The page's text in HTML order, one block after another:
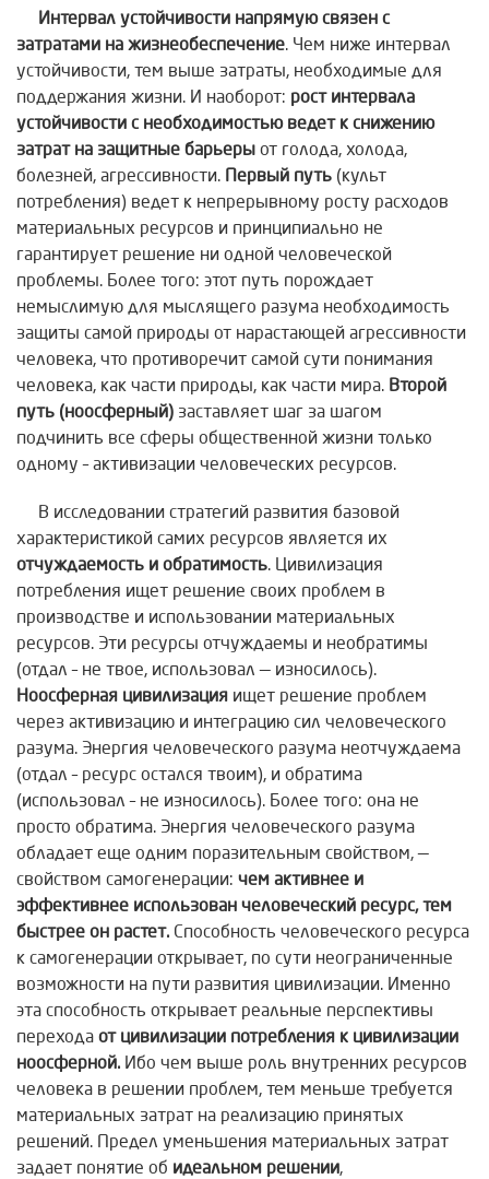
Интервал устойчивости напрямую связен с
затратами на жизнеобеспечение. Чем ниже интервал
устойчивости, тем выше затраты, необходимые для
поддержания жизни. И наоборот: рост интервала
устойчивости с необходимостью ведет к снижению
затрат на защитные барьеры от голода, холода,
болезней, агрессивности. Первый путь (культ
потребления) ведет к непрерывному росту расходов
материальных ресурсов и принципиально не
гарантирует решение ни одной человеческой
проблемы. Более того: этот путь порождает
немыслимую для мыслящего разума необходимость
защиты самой природы от нарастающей агрессивности
человека, что противоречит самой сути понимания
человека, как части природы, как части мира. Второй
путь (ноосферный) заставляет шаг за шагом
подчинить все сферы общественной жизни только
одному – активизации человеческих ресурсов.
В исследовании стратегий развития базовой
характеристикой самих ресурсов является их
отчуждаемость и обратимость. Цивилизация
потребления ищет решение своих проблем в
производстве и использовании материальных
ресурсов. Эти ресурсы отчуждаемы и необратимы
(отдал – не твое, использовал — износилось).
Ноосферная цивилизация ищет решение проблем
через активизацию и интеграцию сил человеческого
разума. Энергия человеческого разума неотчуждаема
(отдал – ресурс остался твоим), и обратима
(использовал – не износилось). Более того: она не
просто обратима. Энергия человеческого разума
обладает еще одним поразительным свойством, —
свойством самогенерации: чем активнее и
эффективнее использован человеческий ресурс, тем
быстрее он растет. Способность человеческого ресурса
к самогенерации открывает, по сути неограниченные
возможности на пути развития цивилизации. Именно
эта способность открывает реальные перспективы
перехода от цивилизации потребления к цивилизации
ноосферной. Ибо чем выше роль внутренних ресурсов
человека в решении проблем, тем меньше требуется
материальных затрат на реализацию принятых
решений. Предел уменьшения материальных затрат
задает понятие об идеальном решении,